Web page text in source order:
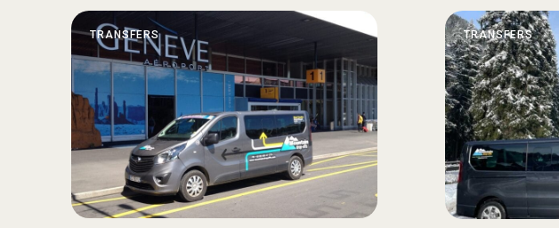
TRANSFERS TRANSFERS